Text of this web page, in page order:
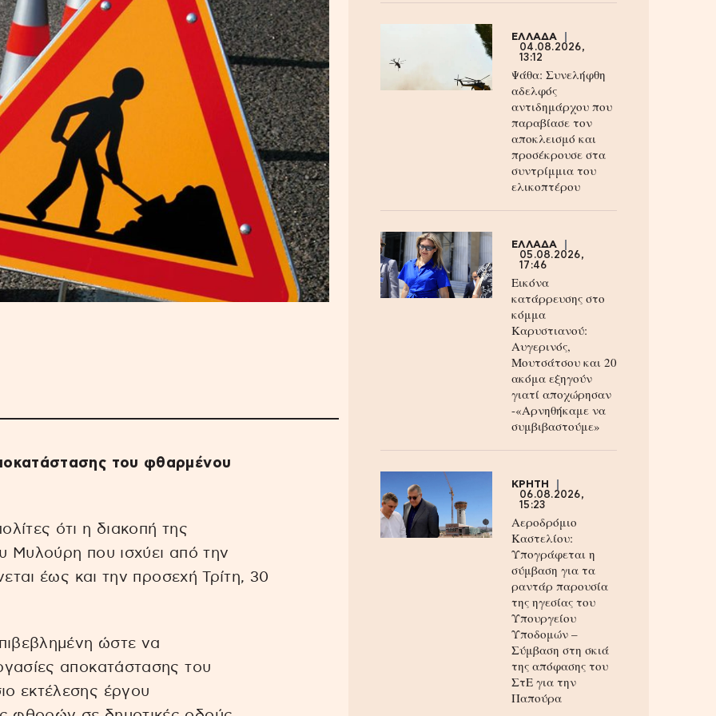
του φθαρμένου
ότι η διακοπή της
Μυλούρη που ισχύει από την
έως και την προσεχή Τρίτη, 30
ώστε να
αποκατάστασης του
εκτέλεσης έργου
ΕΛΛΑΔΑ
04.08.2026,
13:12
Ψάθα: Συνελήφθη
αδελφός
αντιδημάρχου που
παραβίασε τον
αποκλεισμό και
προσέκρουσε στα
συντρίμμια του
ελικοπτέρου
ΕΛΛΑΔΑ
05.08.2026,
17:46
Εικόνα
κατάρρευσης στο
κόμμα
Καρυστιανού:
Αυγερινός,
Μουτσάτσου και 20
ακόμα εξηγούν
γιατί αποχώρησαν
-«Αρνηθήκαμε να
συμβιβαστούμε»
ΚΡΗΤΗ
06.08.2026,
15:23
Αεροδρόμιο
Καστελίου:
Υπογράφεται η
σύμβαση για τα
ραντάρ παρουσία
της ηγεσίας του
Υπουργείου
Υποδομών –
Σύμβαση στη σκιά
της απόφασης του
ΣτΕ για την
Παπούρα